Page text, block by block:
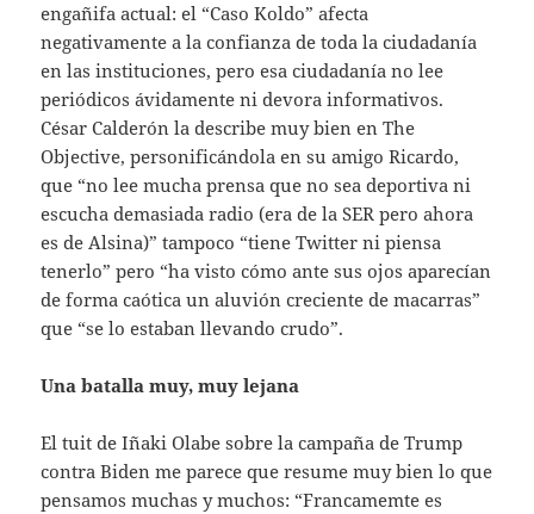
engañifa actual: el “Caso Koldo” afecta
negativamente a la confianza de toda la ciudadanía
en las instituciones, pero esa ciudadanía no lee
periódicos ávidamente ni devora informativos.
César Calderón la describe muy bien en The
Objective, personificándola en su amigo Ricardo,
que “no lee mucha prensa que no sea deportiva ni
escucha demasiada radio (era de la SER pero ahora
es de Alsina)” tampoco “tiene Twitter ni piensa
tenerlo” pero “ha visto cómo ante sus ojos aparecían
de forma caótica un aluvión creciente de macarras”
que “se lo estaban llevando crudo”.
Una batalla muy, muy lejana
El tuit de Iñaki Olabe sobre la campaña de Trump
contra Biden me parece que resume muy bien lo que
pensamos muchas y muchos: “Francamemte es